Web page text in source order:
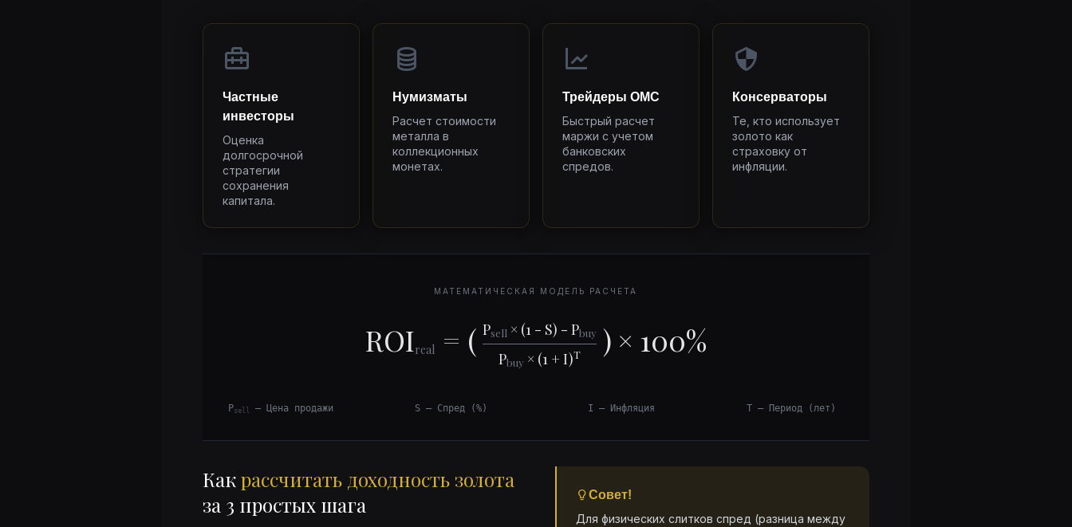
Частные
инвесторы
Оценка
долгосрочной
стратегии
сохранения
капитала.
Нумизматы
Расчет стоимости
металла в
коллекционных
монетах.
Трейдеры ОМС
Быстрый расчет
маржи с учетом
банковских
спредов.
Консерваторы
Те, кто использует
золото как
страховку от
инфляции.
МАТЕМАТИЧЕСКАЯ МОДЕЛЬ РАСЧЕТА
ROIreal = ( Psell × (1 - S) - Pbuy
Pbuy× (1 + I)T ) × 100%
Psell — Цена продажи S — Спред (%) I — Инфляция T — Период (лет)
Какрассчитать доходность золота
за 3 простых шага
Совет!
Для физических слитков спред (разница между